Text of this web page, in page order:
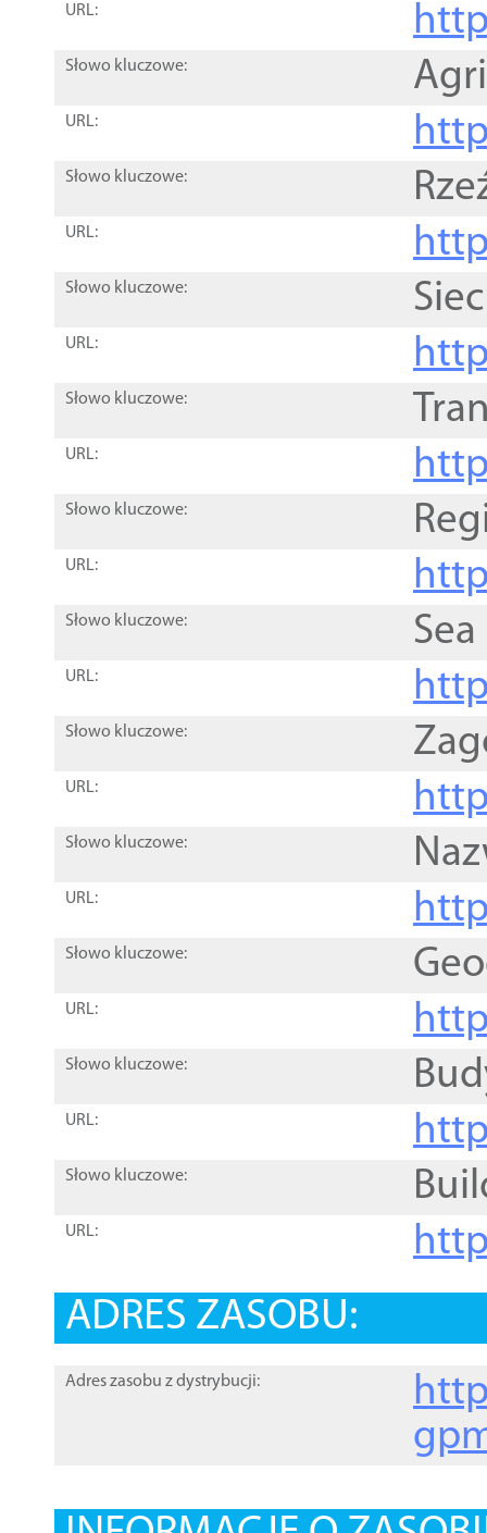
URL:
Słowo kluczowe:
URL:
Słowo kluczowe:
URL:
Słowo kluczowe:
URL:
Słowo kluczowe:
URL:
Słowo kluczowe:
URL:
Słowo kluczowe:
URL:
Słowo kluczowe:
URL:
Słowo kluczowe:
URL:
Słowo kluczowe:
URL:
Słowo kluczowe:
URL:
Słowo kluczowe:
URL:
ADRES ZASOBU:
Adres zasobu z dystrybucji: